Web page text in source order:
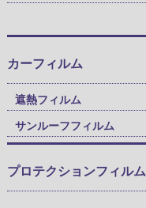
カーフィルム
遮熱フィルム
サンルーフフィルム
プロテクションフィルム